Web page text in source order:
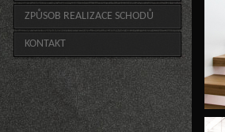
ZPŮSOB REALIZACE SCHODŮ
KONTAKT